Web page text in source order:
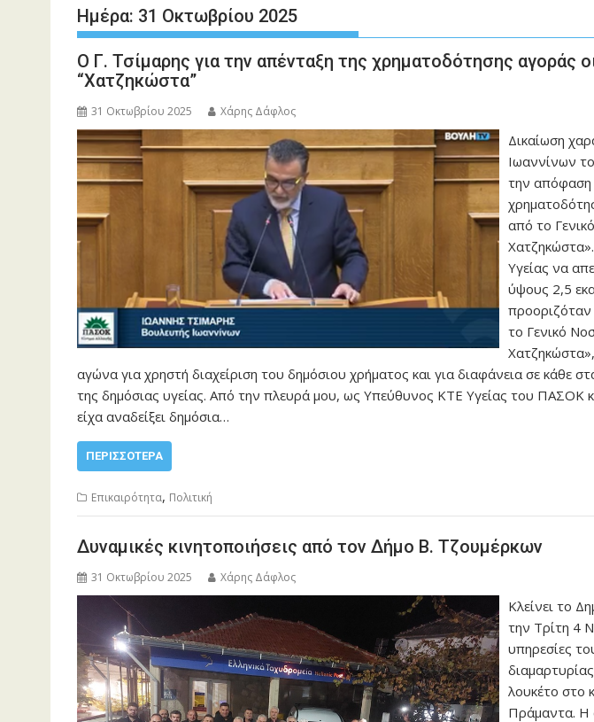
Ημέρα: 31 Οκτωβρίου 2025
Ο Γ. Τσίμαρης για την απένταξη της χρηματοδότησης αγοράς
“Χατζηκώστα”
31 Οκτωβρίου 2025 Χάρης Δάφλος
Δικαίωση
Ιωαννίνων
την απόφαση
από το
Υγείας να
ύψους 2,5
το Γενικό
αγώνα για χρηστή διαχείριση του δημόσιου χρήματος και για διαφάνεια σε κάθε
της δημόσιας υγείας. Από την πλευρά μου, ως Υπεύθυνος ΚΤΕ Υγείας του ΠΑΣΟΚ
είχα αναδείξει δημόσια…
ΠΕΡΙΣΣΌΤΕΡΑ
Επικαιρότητα, Πολιτική
Δυναμικές κινητοποιήσεις από τον Δήμο Β. Τζουμέρκων
31 Οκτωβρίου 2025 Χάρης Δάφλος
Κλείνει το
την Τρίτη 4
υπηρεσίες
λουκέτο στο
Πράμαντα. Η